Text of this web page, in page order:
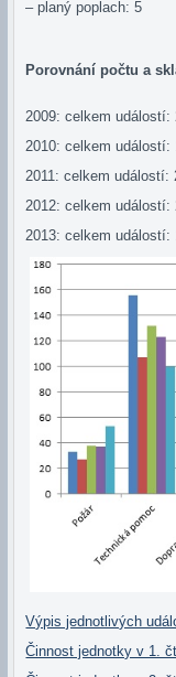
– planý poplach: 5
Porovnání počtu a
2009: celkem událostí:
2010: celkem událostí:
2011: celkem událostí:
2012: celkem událostí:
2013: celkem událostí:
Výpis jednotlivých
Činnost jednotky v 1.